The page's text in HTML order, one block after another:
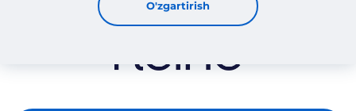
O'zgartirish